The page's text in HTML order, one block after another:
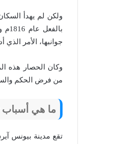
ولكن لم يهدأ
جوانبها، الأمر
وكان الحصار هذه
من فرض الحكم
ما هي أسباب
تقع مدينة بيونس